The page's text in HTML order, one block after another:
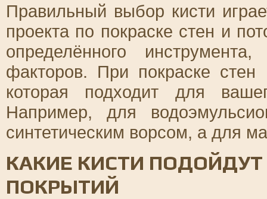
Правильный выбор кисти
проекта по покраске стен и
определённого
факторов. При покраске стен
которая подходит для
Например, для
синтетическим ворсом, а для
КАКИЕ КИСТИ
ПОКРЫТИЙ